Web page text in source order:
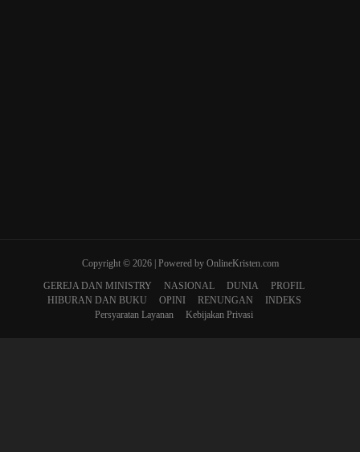
Copyright © 2026 | Powered by OnlineKristen.com
GEREJA DAN MINISTRY
NASIONAL DUNIA
PROFIL
HIBURAN DAN BUKU
OPINI RENUNGAN
INDEKS
Persyaratan Layanan
Kebijakan Privasi